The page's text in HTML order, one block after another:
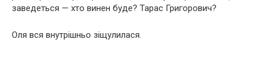
заведеться — хто винен буде? Тарас Григорович?
Оля вся внутрішньо зіщулилася.